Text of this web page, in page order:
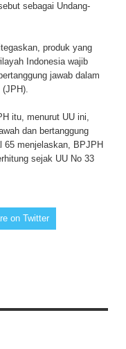
sebagai Undang-
produk yang
Indonesia wajib
jawab dalam
(JPH).
itu, menurut UU ini,
dan bertanggung
65 menjelaskan, BPJPH
sejak UU No 33
on Twitter